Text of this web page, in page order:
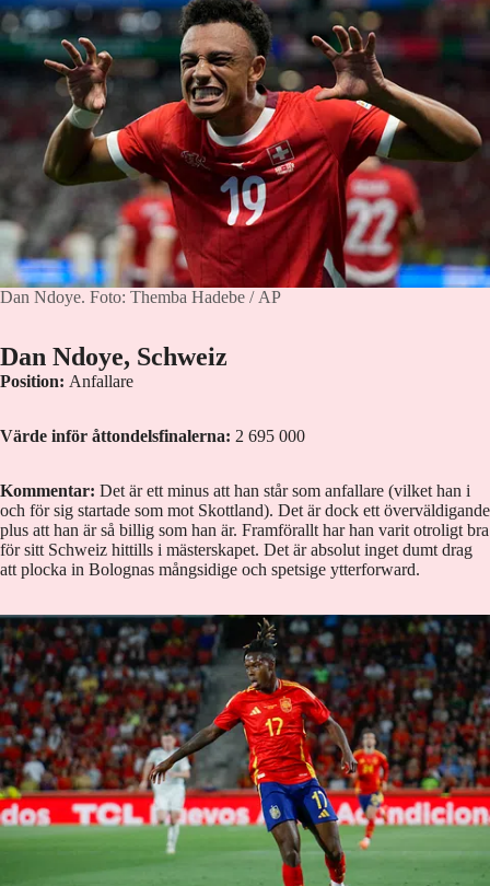
Dan Ndoye. Foto: Themba Hadebe / AP
Dan Ndoye, Schweiz
Position: Anfallare
Värde inför åttondelsfinalerna: 2 695 000
Kommentar: Det är ett minus att han står som anfallare (vilket han i
och för sig startade som mot Skottland). Det är dock ett överväldigande
plus att han är så billig som han är. Framförallt har han varit otroligt bra
för sitt Schweiz hittills i mästerskapet. Det är absolut inget dumt drag
att plocka in Bolognas mångsidige och spetsige ytterforward.